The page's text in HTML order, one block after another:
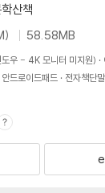
산책
58.58MB
우 - 4K 모니터 미지원)
안드로이드패드
전자책단